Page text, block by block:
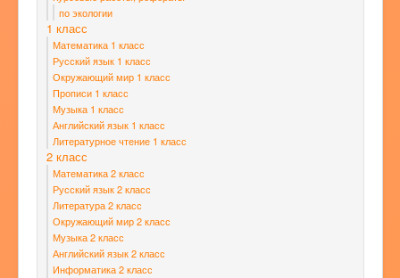
по экологии
1 класс
Математика 1 класс
Русский язык 1 класс
Окружающий мир 1 класс
Прописи 1 класс
Музыка 1 класс
Английский язык 1 класс
Литературное чтение 1 класс
2 класс
Математика 2 класс
Русский язык 2 класс
Литература 2 класс
Окружающий мир 2 класс
Музыка 2 класс
Английский язык 2 класс
Информатика 2 класс